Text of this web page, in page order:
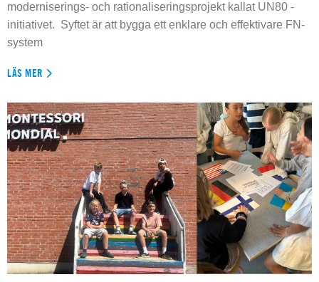
moderniserings- och rationaliseringsprojekt kallat UN80 -
initiativet. Syftet är att bygga ett enklare och effektivare FN-
system
LÄS MER